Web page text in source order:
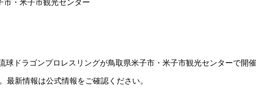
市・米子市観光センター
球ドラゴンプロレスリングが鳥取県米子市・米子市観光センターで開
最新情報は公式情報をご確認ください。